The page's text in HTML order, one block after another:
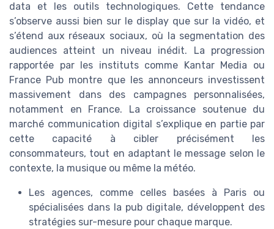
data et les outils technologiques. Cette tendance
s’observe aussi bien sur le display que sur la vidéo, et
s’étend aux réseaux sociaux, où la segmentation des
audiences atteint un niveau inédit. La progression
rapportée par les instituts comme Kantar Media ou
France Pub montre que les annonceurs investissent
massivement dans des campagnes personnalisées,
notamment en France. La croissance soutenue du
marché communication digital s’explique en partie par
cette capacité à cibler précisément les
consommateurs, tout en adaptant le message selon le
contexte, la musique ou même la météo.
Les agences, comme celles basées à Paris ou
spécialisées dans la pub digitale, développent des
stratégies sur-mesure pour chaque marque.